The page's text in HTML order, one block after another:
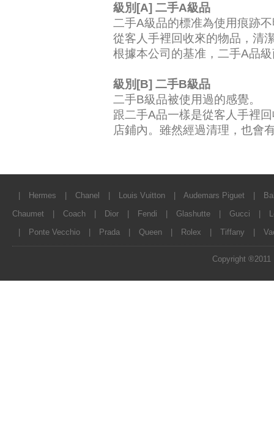
級別[A] 二手A級品
二手A級品的標准為使用痕跡
從客人手裡回收來的物品，清
根據本公司的基准，二手A品
級別[B] 二手B級品
二手B級品被使用過的感覺。
跟二手A品一樣是從客人手裡
店鋪內。雖然經過清理，也會
Hermes Chanel Louis Vuitton Audemars Piguet
Chaumet
Coach Dior Fendi Glashutte Gucci
Ponte Vecchio Prada Queen Rolex Tiffany
Copyright ®2011